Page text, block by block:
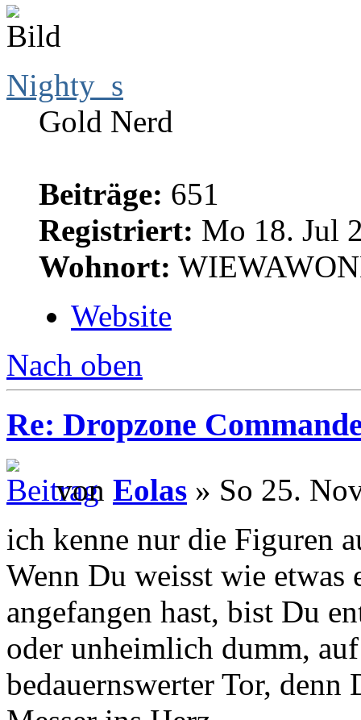
Nighty_s
Gold Nerd
Beiträge: 651
Registriert: Mo 18. Jul
Wohnort:
Website
Nach oben
Re: Dropzone
von Eolas » So 25.
ich kenne nur die Figuren
Wenn Du weisst wie
angefangen hast, bist Du
oder unheimlich dumm,
bedauernswerter Tor,